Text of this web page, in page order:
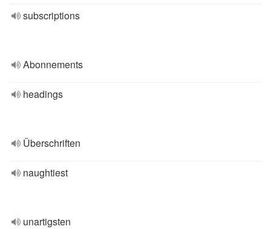
subscriptions
Abonnements
headings
Überschriften
naughtiest
unartigsten